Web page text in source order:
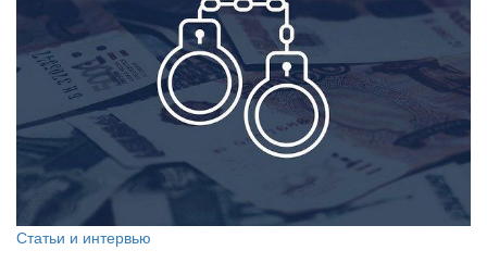
Статьи и интервью